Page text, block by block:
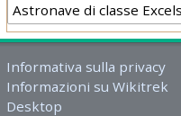
Informativa sulla privacy
Informazioni su Wikitrek
Desktop